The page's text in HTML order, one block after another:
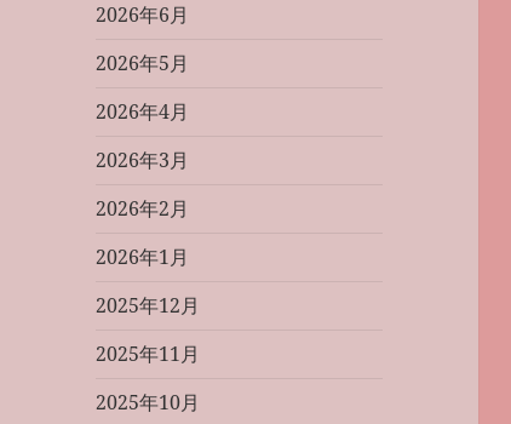
2026年6月
2026年5月
2026年4月
2026年3月
2026年2月
2026年1月
2025年12月
2025年11月
2025年10月